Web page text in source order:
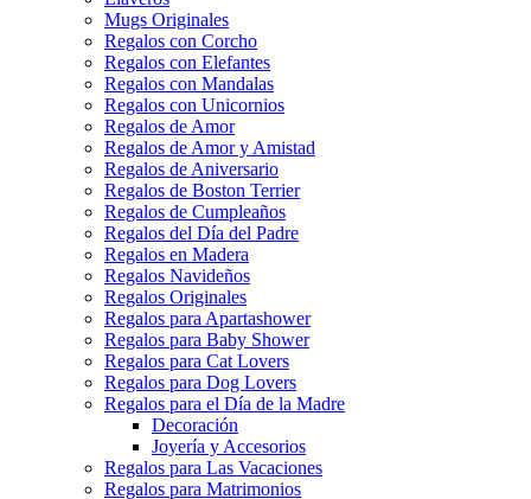
Mugs Originales
Regalos con Corcho
Regalos con Elefantes
Regalos con Mandalas
Regalos con Unicornios
Regalos de Amor
Regalos de Amor y Amistad
Regalos de Aniversario
Regalos de Boston Terrier
Regalos de Cumpleaños
Regalos del Día del Padre
Regalos en Madera
Regalos Navideños
Regalos Originales
Regalos para Apartashower
Regalos para Baby Shower
Regalos para Cat Lovers
Regalos para Dog Lovers
Regalos para el Día de la Madre
Decoración
Joyería y Accesorios
Regalos para Las Vacaciones
Regalos para Matrimonios